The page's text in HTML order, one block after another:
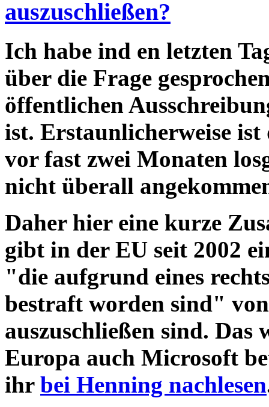
auszuschließen?
Ich habe ind en letzten
über die Frage
öffentlichen
ist. Erstaunlicherweise ist
vor fast zwei Monaten
nicht überall
Daher hier eine kurze
gibt in der EU seit 2002
"die aufgrund eines
bestraft worden sind"
auszuschließen sind.
Europa auch Microsoft
ihr bei Henning nachlesen